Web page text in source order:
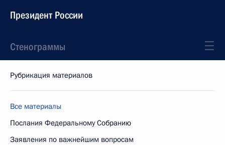
Президент России
Стенограммы
Рубрикация материалов
Все материалы
Послания Федеральному Собранию
Заявления по важнейшим вопросам